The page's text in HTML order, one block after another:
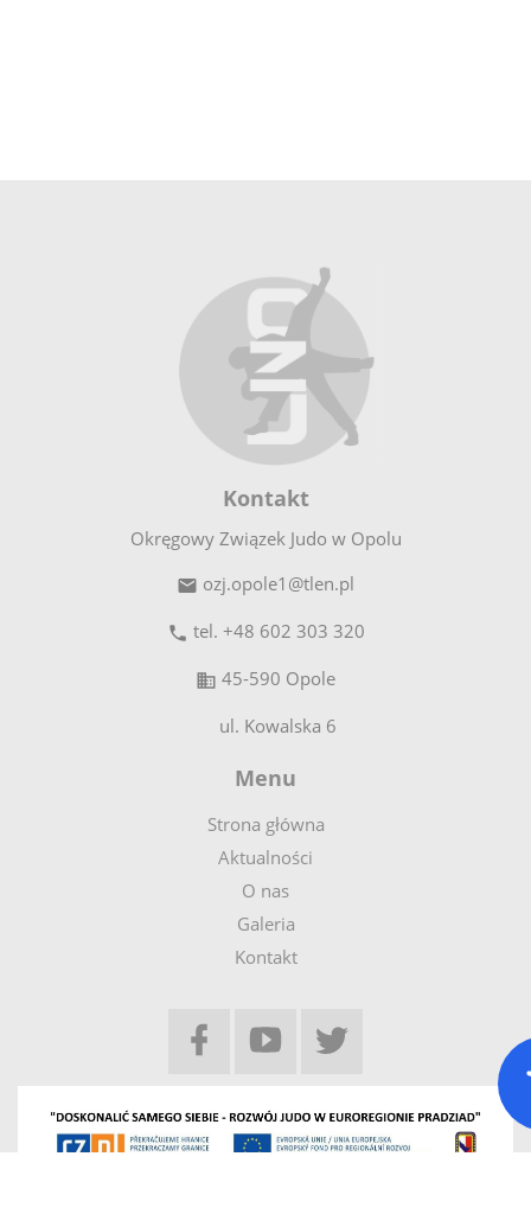
Kontakt
Okręgowy Związek Judo w Opolu
 ozj.opole1@tlen.pl
 tel. +48 602 303 320
 45-590 Opole
ul. Kowalska 6
Menu
Strona główna
Aktualności
O nas
Galeria
Kontakt